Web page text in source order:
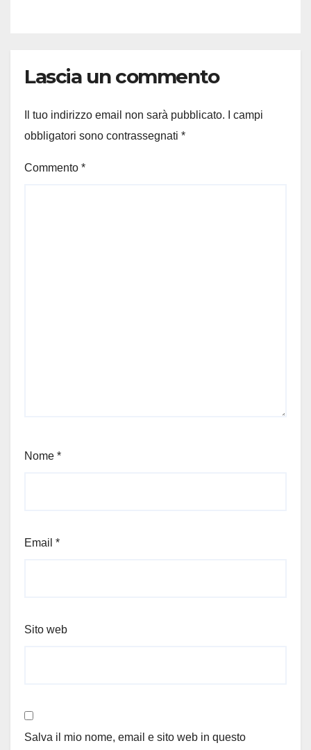
Lascia un commento
Il tuo indirizzo email non sarà pubblicato.
I campi
obbligatori sono contrassegnati *
Commento *
Nome *
Email *
Sito web
Salva il mio nome, email e sito web in questo